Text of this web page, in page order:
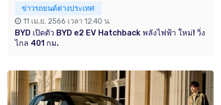
ข่าวรถยนต์ต่างประเทศ
11 เม.ย. 2566 เวลา 12:40 น.
BYD เปิดตัว BYD e2 EV Hatchback พลังไฟฟ้า ใหม่! วิ่ง
ไกล 401 กม.